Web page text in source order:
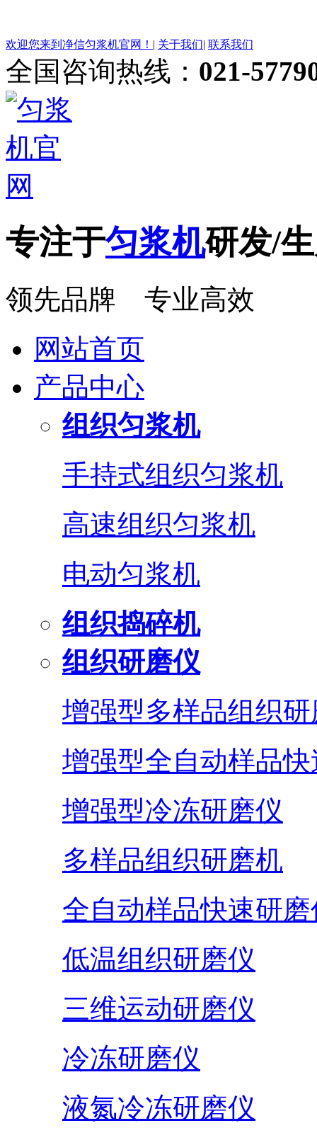
欢迎您来到净信匀浆机官网！ | 关于我们| 联系我们
全国咨询热线： 021-
专注于匀浆机研发/
领先品牌 专业高效
网站首页
产品中心
组织匀浆机
手持式组织匀浆机
高速组织匀浆机
电动匀浆机
组织捣碎机
组织研磨仪
增强型多样品组织
增强型全自动样品
增强型冷冻研磨仪
多样品组织研磨机
全自动样品快速研磨
低温组织研磨仪
三维运动研磨仪
冷冻研磨仪
液氮冷冻研磨仪